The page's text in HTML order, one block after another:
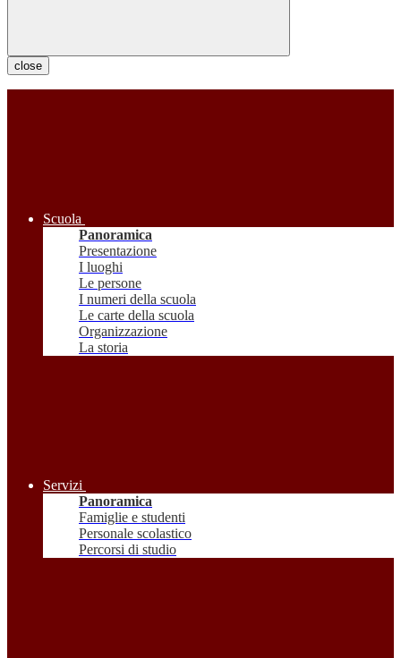
close
Scuola
Panoramica
Presentazione
I luoghi
Le persone
I numeri della scuola
Le carte della scuola
Organizzazione
La storia
Servizi
Panoramica
Famiglie e studenti
Personale scolastico
Percorsi di studio